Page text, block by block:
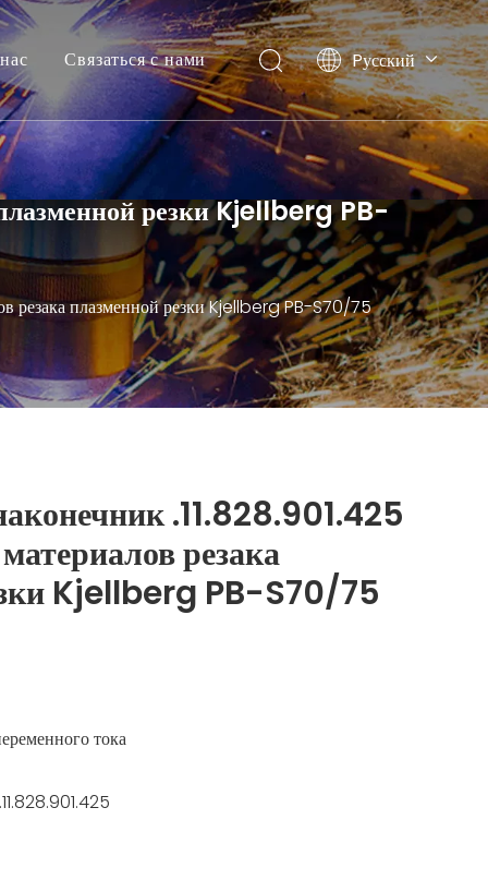
Связаться с нами Pусский
English
резки Kjellberg PB-
резака плазменной резки Kjellberg PB-S70/75
.11.828.901.425
резака
Kjellberg PB-S70/75
тока